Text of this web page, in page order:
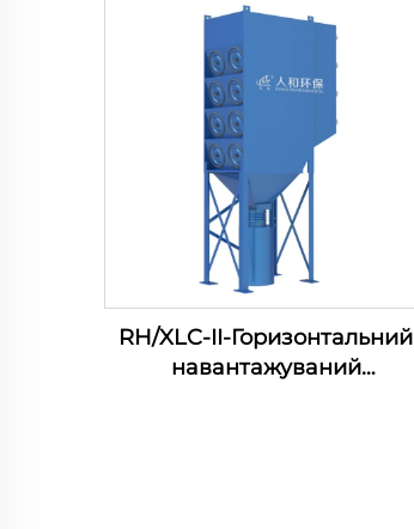
RH/XLC-II-Горизонтальний
навантажуваний